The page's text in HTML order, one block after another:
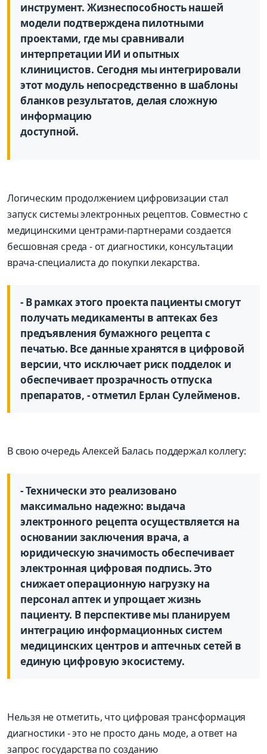
инструмент. Жизнеспособность нашей
модели подтверждена пилотными
проектами, где мы сравнивали
интерпретации ИИ и опытных
клиницистов. Сегодня мы интегрировали
этот модуль непосредственно в шаблоны
бланков результатов, делая сложную
информацию
доступной.
Логическим продолжением цифровизации стал
запуск системы электронных рецептов. Совместно с
медицинскими центрами-партнерами создается
бесшовная среда - от диагностики, консультации
врача-специалиста до покупки лекарства.
- В рамках этого проекта пациенты смогут
получать медикаменты в аптеках без
предъявления бумажного рецепта с
печатью. Все данные хранятся в цифровой
версии, что исключает риск подделок и
обеспечивает прозрачность отпуска
препаратов, - отметил Ерлан Сулейменов.
В свою очередь Алексей Балась поддержал коллегу:
- Технически это реализовано
максимально надежно: выдача
электронного рецепта осуществляется на
основании заключения врача, а
юридическую значимость обеспечивает
электронная цифровая подпись. Это
снижает операционную нагрузку на
персонал аптек и упрощает жизнь
пациенту. В перспективе мы планируем
интеграцию информационных систем
медицинских центров и аптечных сетей в
единую цифровую экосистему.
Нельзя не отметить, что цифровая трансформация
диагностики - это не просто дань моде, а ответ на
запрос государства по созданию